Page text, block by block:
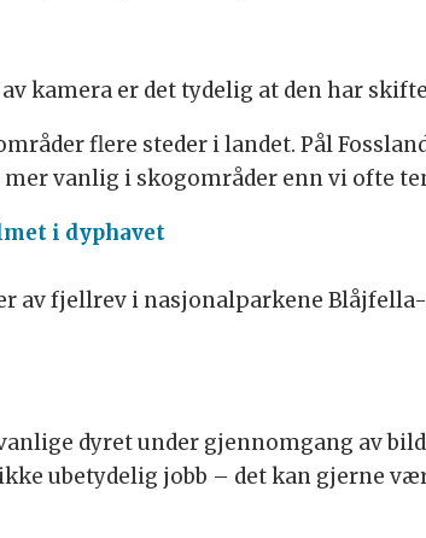
kamera er det tydelig at den har
flere steder i landet. Pål
vanlig i skogområder enn vi ofte
i dyphavet
av fjellrev i nasjonalparkene
dyret under gjennomgang av
ubetydelig jobb – det kan gjerne